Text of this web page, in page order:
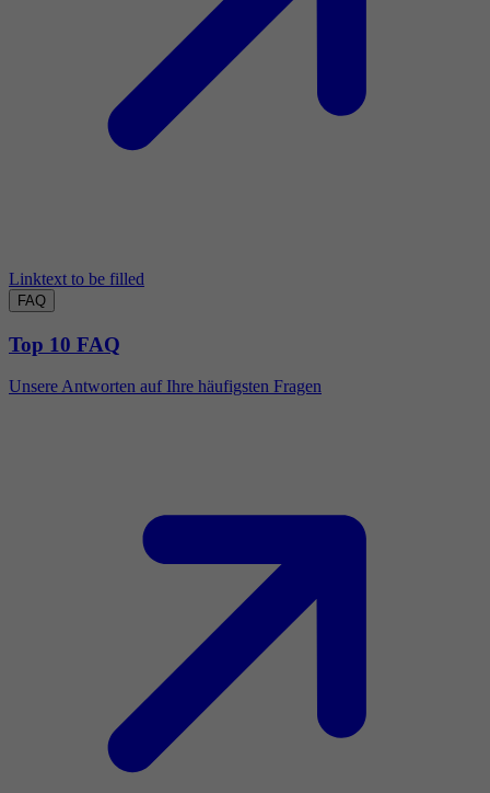
Linktext to be filled
FAQ
Top 10 FAQ
Unsere Antworten auf Ihre häufigsten Fragen